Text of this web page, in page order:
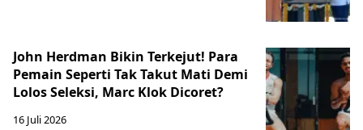
John Herdman Bikin Terkejut! Para
Pemain Seperti Tak Takut Mati Demi
Lolos Seleksi, Marc Klok Dicoret?
16 Juli 2026